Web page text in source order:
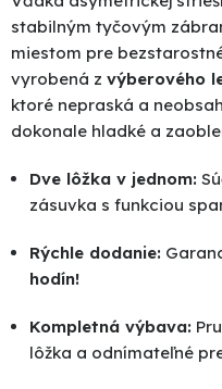
stabilným tyčovým
miestom pre
vyrobená zvýberového
ktoré nepraská a
dokonale hladké a
Dve lôžka v jednom:
zásuvka s funkciou
Rýchle dodanie:
hodín!
Kompletná výbava:
lôžka a odnímateľné